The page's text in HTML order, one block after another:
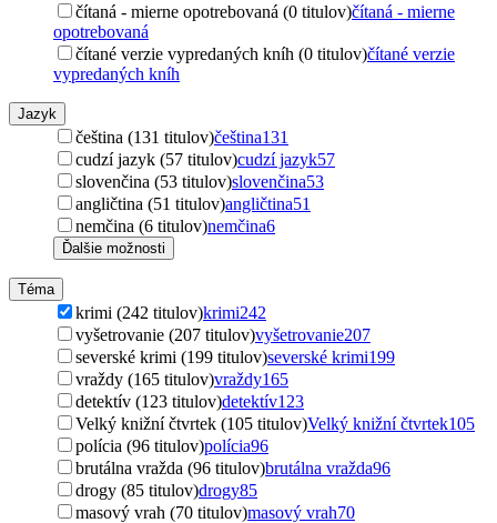
čítaná - mierne opotrebovaná (0 titulov)čítaná - mierne
opotrebovaná
čítané verzie vypredaných kníh (0 titulov)čítané verzie
vypredaných kníh
Jazyk
čeština (131 titulov)čeština131
cudzí jazyk (57 titulov)cudzí jazyk57
slovenčina (53 titulov)slovenčina53
angličtina (51 titulov)angličtina51
nemčina (6 titulov)nemčina6
Ďalšie možnosti
Téma
krimi (242 titulov)krimi242
vyšetrovanie (207 titulov)vyšetrovanie207
severské krimi (199 titulov)severské krimi199
vraždy (165 titulov)vraždy165
detektív (123 titulov)detektív123
Velký knižní čtvrtek (105 titulov)Velký knižní čtvrtek105
polícia (96 titulov)polícia96
brutálna vražda (96 titulov)brutálna vražda96
drogy (85 titulov)drogy85
masový vrah (70 titulov)masový vrah70